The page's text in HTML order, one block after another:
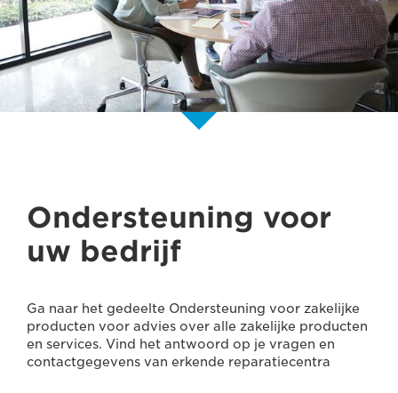
Ondersteuning voor
uw bedrijf
Ga naar het gedeelte Ondersteuning voor zakelijke
producten voor advies over alle zakelijke producten
en services. Vind het antwoord op je vragen en
contactgegevens van erkende reparatiecentra